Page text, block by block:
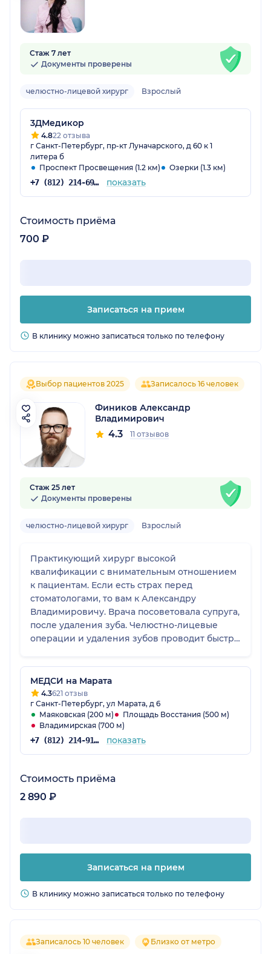
Стаж 7 лет
Документы проверены
челюстно-лицевой хирург Взрослый
3ДМедикор
4.822 отзыва
г Санкт-Петербург, пр-кт Луначарского, д 60 к 1
литера б
Проспект Просвещения (1.2 км)
Озерки (1.3 км)
+7 (812) 214-69-83 показать
Стоимость приёма
700 ₽
Записаться на прием
В клинику можно записаться только по телефону
Выбор пациентов 2025 Записалось 16 человек
Фиников Александр
Владимирович
4.3 11 отзывов
Стаж 25 лет
Документы проверены
челюстно-лицевой хирург Взрослый
Практикующий хирург высокой
квалификации с внимательным отношением
к пациентам. Если есть страх перед
стоматологами, то вам к Александру
Владимировичу. Врача посоветовала супруга,
после удаления зуба. Челюстно-лицевые
операции и удаления зубов проводит быстро
убедился, когда мне удаляли секвестр в
нижней челюсти. Огромная благодарность за
профессионализм и доброжелательность.
МЕДСИ на Марата
4.3621 отзыв
г Санкт-Петербург, ул Марата, д 6
Маяковская (200 м)
Площадь Восстания (500 м)
Владимирская (700 м)
+7 (812) 214-91-98 показать
Стоимость приёма
2 890 ₽
Записаться на прием
В клинику можно записаться только по телефону
Записалось 10 человек Близко от метро